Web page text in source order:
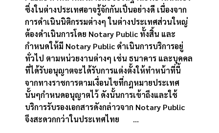
ซึ่งในต่างประเทศอาจรู้จักกันเป็นอย่างดี เนื่องจาก
การดำเนินนิติกรรมต่างๆ ในต่างประเทศส่วนใหญ่
ต้องดำเนินการโดย Notary Public ทั้งสิ้น และ
กำหนดให้มี Notary Public ดำเนินการบริการอยู่
ทั่วไป ตามหน่วยงานต่างๆ เช่น ธนาคาร และบุคคล
ที่ได้รับอนุญาตจะได้รับการแต่งตั้งให้ทำหน้าที่นี้
จากทางราชการตามเงื่อนไขที่กฎหมายประเทศ
นั้นๆกำหนดอนุญาตไว้ ดังนั้นการเข้าถึงและใช้
บริการรับรองเอกสารดังกล่าวจาก Notary Public
จึงสะดวกกว่าในประเทศไทย …